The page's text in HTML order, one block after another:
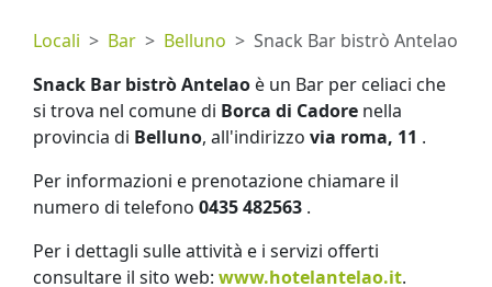
Locali Bar Belluno
Snack Bar bistrò Antelao
Snack Bar bistrò Antelao è un Bar per celiaci che
si trova nel comune di Borca di Cadore nella
provincia di Belluno, all'indirizzo via roma, 11 .
Per informazioni e prenotazione chiamare il
numero di telefono 0435 482563 .
Per i dettagli sulle attività e i servizi offerti
consultare il sito web: www.hotelantelao.it.